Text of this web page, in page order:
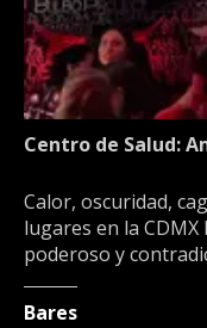
Centro de Salud:
Calor, oscuridad,
lugares en la
poderoso y
Bares